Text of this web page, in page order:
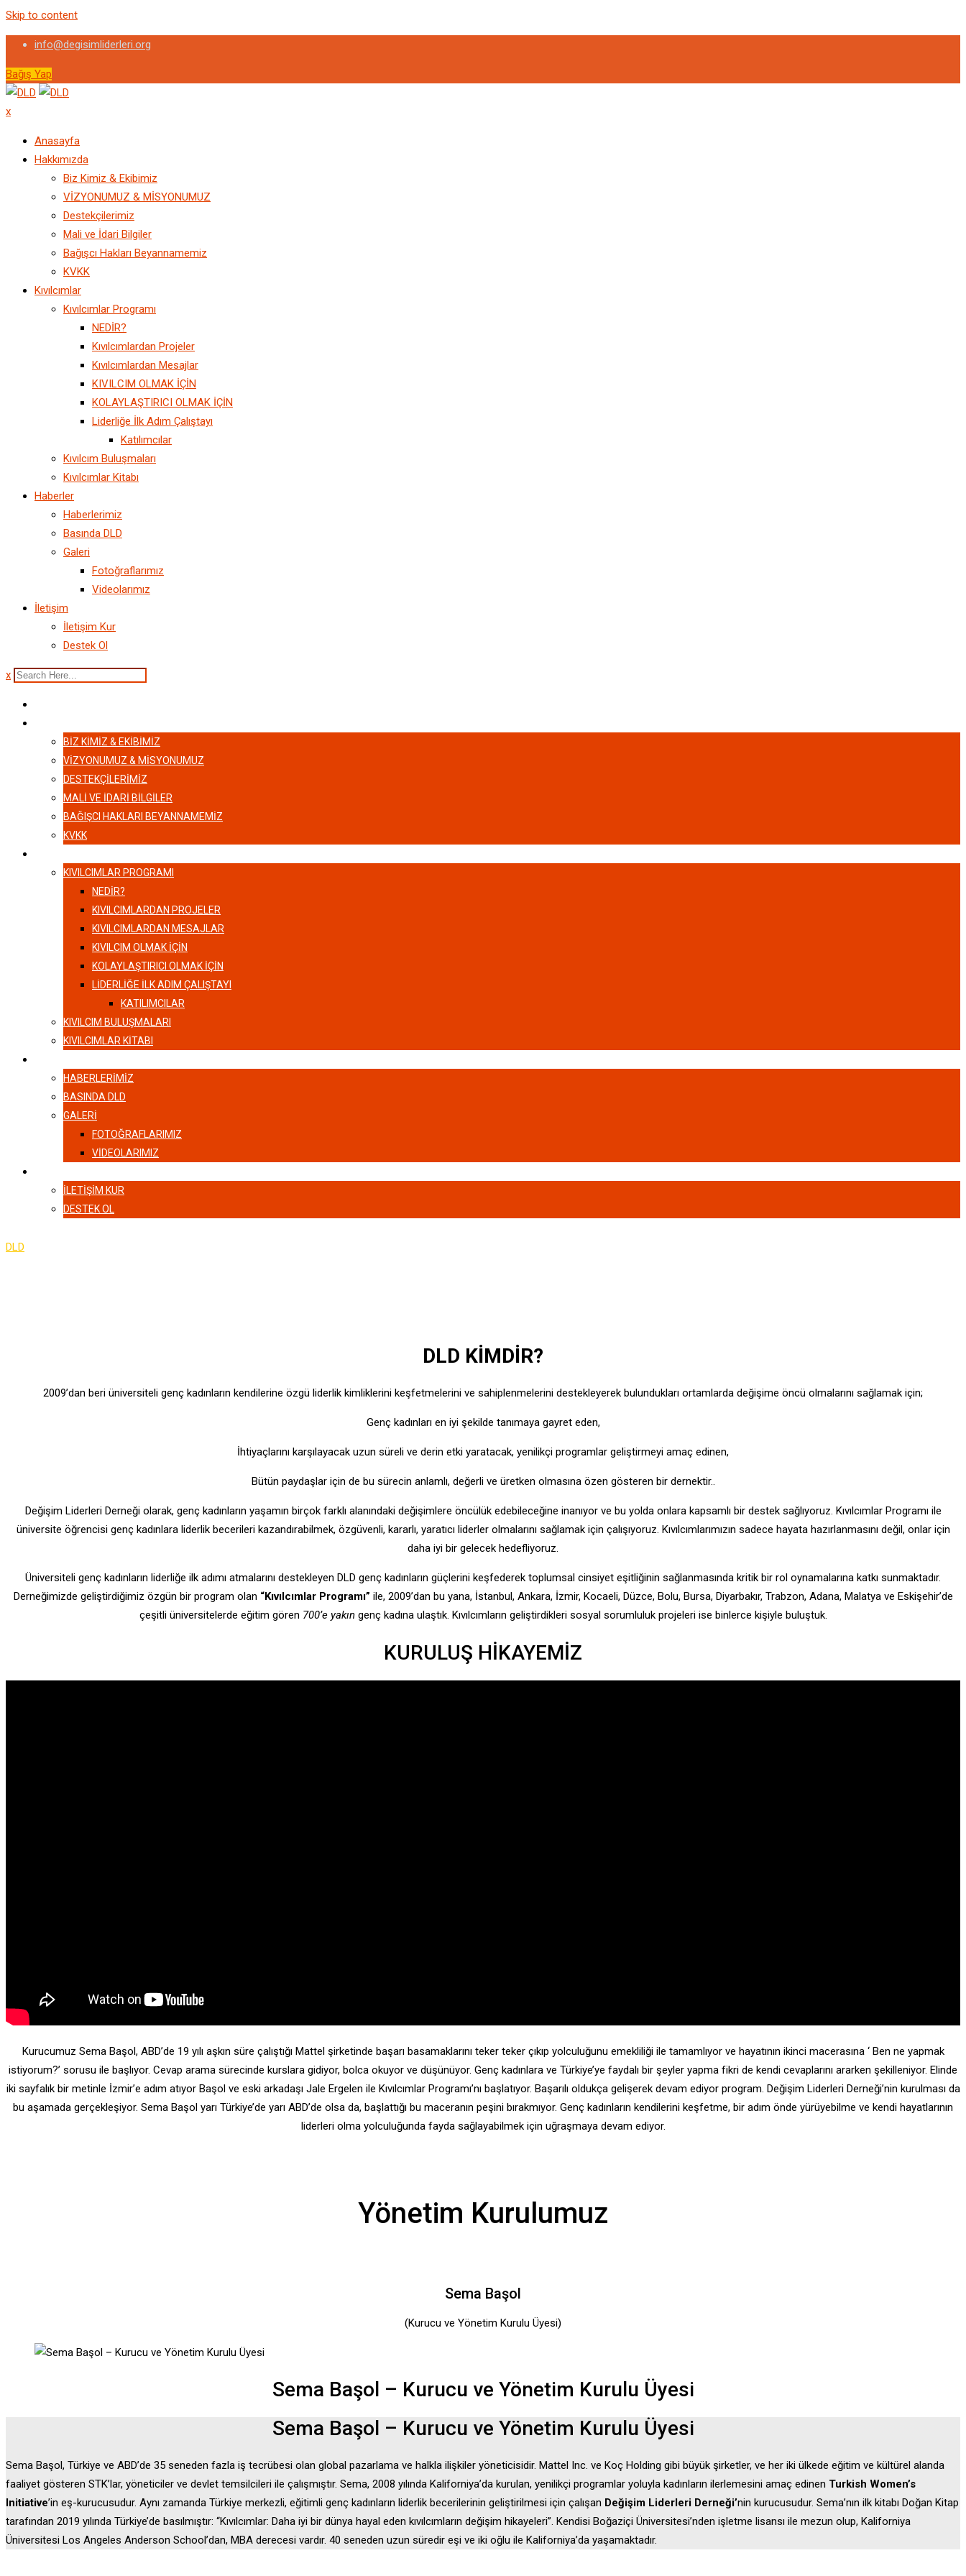
Skip to content
info@degisimliderleri.org
Bağış Yap
x
Anasayfa
Hakkımızda
Biz Kimiz & Ekibimiz
VİZYONUMUZ & MİSYONUMUZ
Destekçilerimiz
Mali ve İdari Bilgiler
Bağışcı Hakları Beyannamemiz
KVKK
Kıvılcımlar
Kıvılcımlar Programı
NEDİR?
Kıvılcımlardan Projeler
Kıvılcımlardan Mesajlar
KIVILCIM OLMAK İÇİN
KOLAYLAŞTIRICI OLMAK İÇİN
Liderliğe İlk Adım Çalıştayı
Katılımcılar
Kıvılcım Buluşmaları
Kıvılcımlar Kitabı
Haberler
Haberlerimiz
Basında DLD
Galeri
Fotoğraflarımız
Videolarımız
İletişim
İletişim Kur
Destek Ol
x
BIZ KIMIZ & EKIBIMIZ
VİZYONUMUZ & MİSYONUMUZ
DESTEKÇILERIMIZ
MALI VE İDARI BILGILER
BAĞIŞCI HAKLARI BEYANNAMEMIZ
KVKK
KIVILCIMLAR PROGRAMI
NEDİR?
KIVILCIMLARDAN PROJELER
KIVILCIMLARDAN MESAJLAR
KIVILCIM OLMAK İÇİN
KOLAYLAŞTIRICI OLMAK İÇİN
LIDERLIĞE İLK ADIM ÇALIŞTAYI
KATILIMCILAR
KIVILCIM BULUŞMALARI
KIVILCIMLAR KITABI
HABERLERIMIZ
BASINDA DLD
GALERI
FOTOĞRAFLARIMIZ
VIDEOLARIMIZ
İLETIŞIM KUR
DESTEK OL
DLD
DLD KİMDİR?
2009’dan beri üniversiteli genç kadınların kendilerine özgü liderlik kimliklerini keşfetmelerini ve sahiplenmelerini destekleyerek bulundukları ortamlarda değişime öncü olmalarını sağlamak için;
Genç kadınları en iyi şekilde tanımaya gayret eden,
İhtiyaçlarını karşılayacak uzun süreli ve derin etki yaratacak, yenilikçi programlar geliştirmeyi amaç edinen,
Bütün paydaşlar için de bu sürecin anlamlı, değerli ve üretken olmasına özen gösteren bir dernektir..
Değişim Liderleri Derneği olarak, genç kadınların yaşamın birçok farklı alanındaki değişimlere öncülük edebileceğine inanıyor ve bu yolda onlara kapsamlı bir destek sağlıyoruz. Kıvılcımlar Programı ile
üniversite öğrencisi genç kadınlara liderlik becerileri kazandırabilmek, özgüvenli, kararlı, yaratıcı liderler olmalarını sağlamak için çalışıyoruz. Kıvılcımlarımızın sadece hayata hazırlanmasını değil, onlar için
daha iyi bir gelecek hedefliyoruz.
Üniversiteli genç kadınların liderliğe ilk adımı atmalarını destekleyen DLD genç kadınların güçlerini keşfederek toplumsal cinsiyet eşitliğinin sağlanmasında kritik bir rol oynamalarına katkı sunmaktadır.
Derneğimizde geliştirdiğimiz özgün bir program olan “Kıvılcımlar Programı” ile, 2009’dan bu yana, İstanbul, Ankara, İzmir, Kocaeli, Düzce, Bolu, Bursa, Diyarbakır, Trabzon, Adana, Malatya ve Eskişehir’de
çeşitli üniversitelerde eğitim gören 700’e yakıngenç kadına ulaştık. Kıvılcımların geliştirdikleri sosyal sorumluluk projeleri ise binlerce kişiyle buluştuk.
KURULUŞ HİKAYEMİZ
Kurucumuz Sema Başol, ABD’de 19 yılı aşkın süre çalıştığı Mattel şirketinde başarı basamaklarını teker teker çıkıp yolculuğunu emekliliği ile tamamlıyor ve hayatının ikinci macerasına ‘ Ben ne yapmak
istiyorum?’ sorusu ile başlıyor. Cevap arama sürecinde kurslara gidiyor, bolca okuyor ve düşünüyor. Genç kadınlara ve Türkiye’ye faydalı bir şeyler yapma fikri de kendi cevaplarını ararken şekilleniyor. Elinde
iki sayfalık bir metinle İzmir’e adım atıyor Başol ve eski arkadaşı Jale Ergelen ile Kıvılcımlar Programı’nı başlatıyor. Başarılı oldukça gelişerek devam ediyor program. Değişim Liderleri Derneği’nin kurulması da
bu aşamada gerçekleşiyor. Sema Başol yarı Türkiye’de yarı ABD’de olsa da, başlattığı bu maceranın peşini bırakmıyor. Genç kadınların kendilerini keşfetme, bir adım önde yürüyebilme ve kendi hayatlarının
liderleri olma yolculuğunda fayda sağlayabilmek için uğraşmaya devam ediyor.
Yönetim Kurulumuz
Sema Başol
(Kurucu ve Yönetim Kurulu Üyesi)
Sema Başol – Kurucu ve Yönetim Kurulu Üyesi
Sema Başol – Kurucu ve Yönetim Kurulu Üyesi
Sema Başol, Türkiye ve ABD’de 35 seneden fazla iş tecrübesi olan global pazarlama ve halkla ilişkiler yöneticisidir. Mattel Inc. ve Koç Holding gibi büyük şirketler, ve her iki ülkede eğitim ve kültürel alanda
faaliyet gösteren STK’lar, yöneticiler ve devlet temsilcileri ile çalışmıştır. Sema, 2008 yılında Kaliforniya’da kurulan, yenilikçi programlar yoluyla kadınların ilerlemesini amaç edinen Turkish Women’s
Initiative’in eş-kurucusudur. Aynı zamanda Türkiye merkezli, eğitimli genç kadınların liderlik becerilerinin geliştirilmesi için çalışan Değişim Liderleri Derneği’nin kurucusudur. Sema’nın ilk kitabı Doğan Kitap
tarafından 2019 yılında Türkiye’de basılmıştır: “Kıvılcımlar: Daha iyi bir dünya hayal eden kıvılcımların değişim hikayeleri”. Kendisi Boğaziçi Üniversitesi’nden işletme lisansı ile mezun olup, Kaliforniya
Üniversitesi Los Angeles Anderson School’dan, MBA derecesi vardır. 40 seneden uzun süredir eşi ve iki oğlu ile Kaliforniya’da yaşamaktadır.